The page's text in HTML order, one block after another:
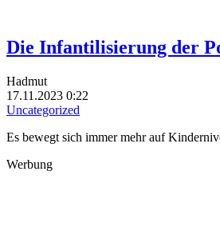
Die Infantilisierung der
Hadmut
17.11.2023 0:22
Uncategorized
Es bewegt sich immer mehr auf
Werbung